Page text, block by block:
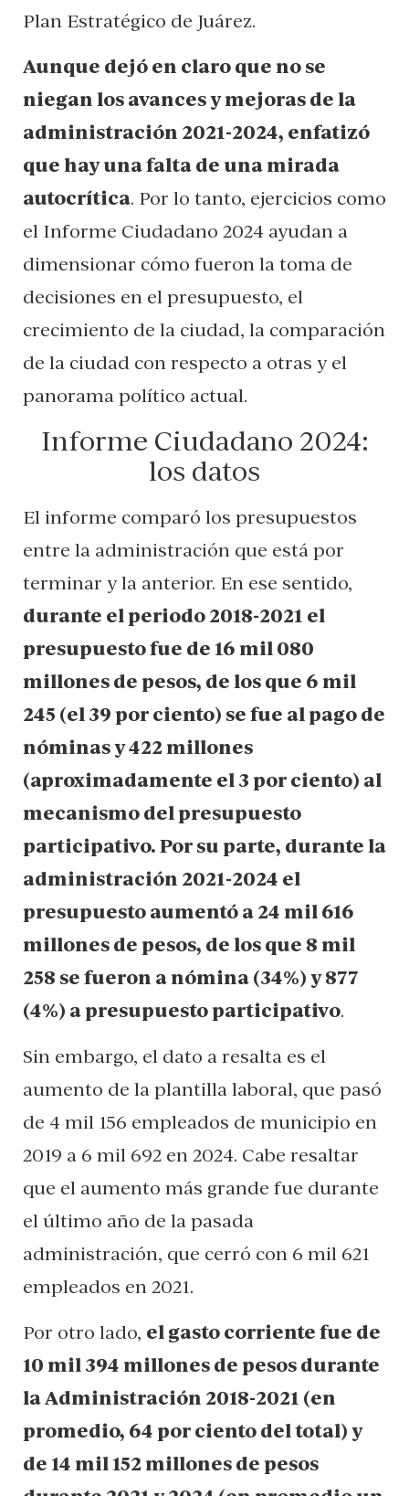
Plan Estratégico de Juárez.
Aunque dejó en claro que no se
niegan los avances y mejoras de la
administración 2021-2024, enfatizó
que hay una falta de una mirada
autocrítica. Por lo tanto, ejercicios como
el Informe Ciudadano 2024 ayudan a
dimensionar cómo fueron la toma de
decisiones en el presupuesto, el
crecimiento de la ciudad, la comparación
de la ciudad con respecto a otras y el
panorama político actual.
Informe Ciudadano 2024:
los datos
El informe comparó los presupuestos
entre la administración que está por
terminar y la anterior. En ese sentido,
durante el periodo 2018-2021 el
presupuesto fue de 16 mil 080
millones de pesos, de los que 6 mil
245 (el 39 por ciento) se fue al pago de
nóminas y 422 millones
(aproximadamente el 3 por ciento) al
mecanismo del presupuesto
participativo. Por su parte, durante la
administración 2021-2024 el
presupuesto aumentó a 24 mil 616
millones de pesos, de los que 8 mil
258 se fueron a nómina (34%) y 877
(4%) a presupuesto participativo.
Sin embargo, el dato a resalta es el
aumento de la plantilla laboral, que pasó
de 4 mil 156 empleados de municipio en
2019 a 6 mil 692 en 2024. Cabe resaltar
que el aumento más grande fue durante
el último año de la pasada
administración, que cerró con 6 mil 621
empleados en 2021.
Por otro lado, el gasto corriente fue de
10 mil 394 millones de pesos durante
la Administración 2018-2021 (en
promedio, 64 por ciento del total) y
de 14 mil 152 millones de pesos